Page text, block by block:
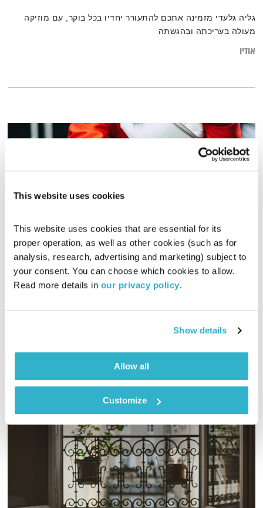
This website uses cookies
This website uses cookies that are essential for its
proper operation, as well as other cookies (such as for
analysis, research, advertising and marketing) subject to
your consent. You can choose which cookies to allow.
Read more details in our privacy policy.
Show details
Allow all
Customize
גליה גלעדי מזמינה אתכם להתעורר יחדיו בכל בוקר, עם מוזיקה
מעולה בעריכתה ובהגשתה
אודיו
מקומיקס – 16.7.20
מקומיקס
אליוט